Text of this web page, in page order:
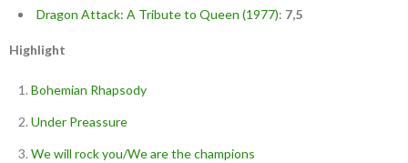
Dragon Attack: A Tribute to Queen (1977): 7,5
Highlight
Bohemian Rhapsody
Under Preassure
We will rock you/We are the champions